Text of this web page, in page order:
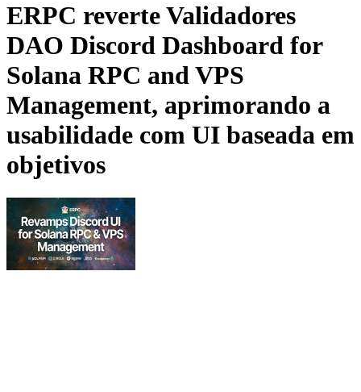
ERPC reverte Validadores
DAO Discord Dashboard for
Solana RPC and VPS
Management, aprimorando a
usabilidade com UI baseada em
objetivos